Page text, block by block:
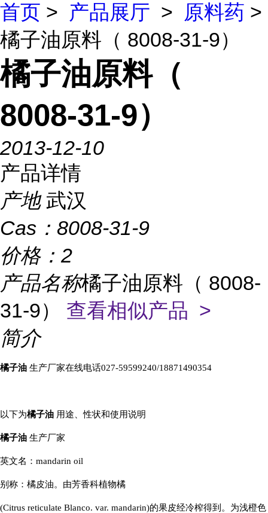
首页 > 产品展厅 > 原料药 >
橘子油原料（ 8008-31-9）
橘子油原料（
8008-31-9）
2013-12-10
产品详情
产地 武汉
Cas： 8008-31-9
价格： 2
产品名称橘子油原料（ 8008-
31-9） 查看相似产品 >
简介
橘子油 生产厂家在线电话027-59599240/18871490354
以下为橘子油 用途、性状和使用说明
橘子油 生产厂家
英文名：mandarin oil
别称：橘皮油。由芳香科植物橘
(Citrus reticulate Blanco. var. mandarin)的果皮经冷榨得到。为浅橙色